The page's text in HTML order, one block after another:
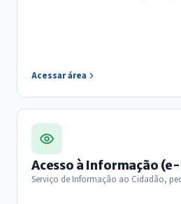
Acessar área
Acesso à Informação
Serviço de Informação ao Cidadão,